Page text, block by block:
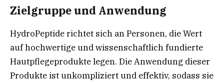
Zielgruppe und Anwendung
HydroPeptide richtet sich an Personen, die Wert
auf hochwertige und wissenschaftlich fundierte
Hautpflegeprodukte legen. Die Anwendung dieser
Produkte ist unkompliziert und effektiv, sodass sie